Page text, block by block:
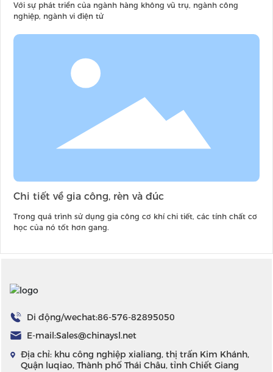
Với sự phát triển của ngành hàng không vũ trụ, ngành công
nghiệp, ngành vi điện tử
Chi tiết về gia công, rèn và đúc
Trong quá trình sử dụng gia công cơ khí chi tiết, các tính chất cơ
học của nó tốt hơn gang.
Di động/wechat:86-576-82895050
E-mail:Sales@chinaysl.net
Địa chỉ: khu công nghiệp xialiang, thị trấn Kim Khánh,
Quận luqiao, Thành phố Thái Châu, tỉnh Chiết Giang